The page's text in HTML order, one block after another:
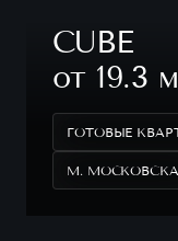
CUBE
от 19.3
ГОТОВЫЕ
М.